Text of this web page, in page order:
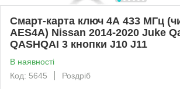
Смарт-карта ключ 4А 433 МГц
AES4A) Nissan 2014-2020 Juke
QASHQAI 3 кнопки J10 J11
В наявності
Код: 5645
Роздріб